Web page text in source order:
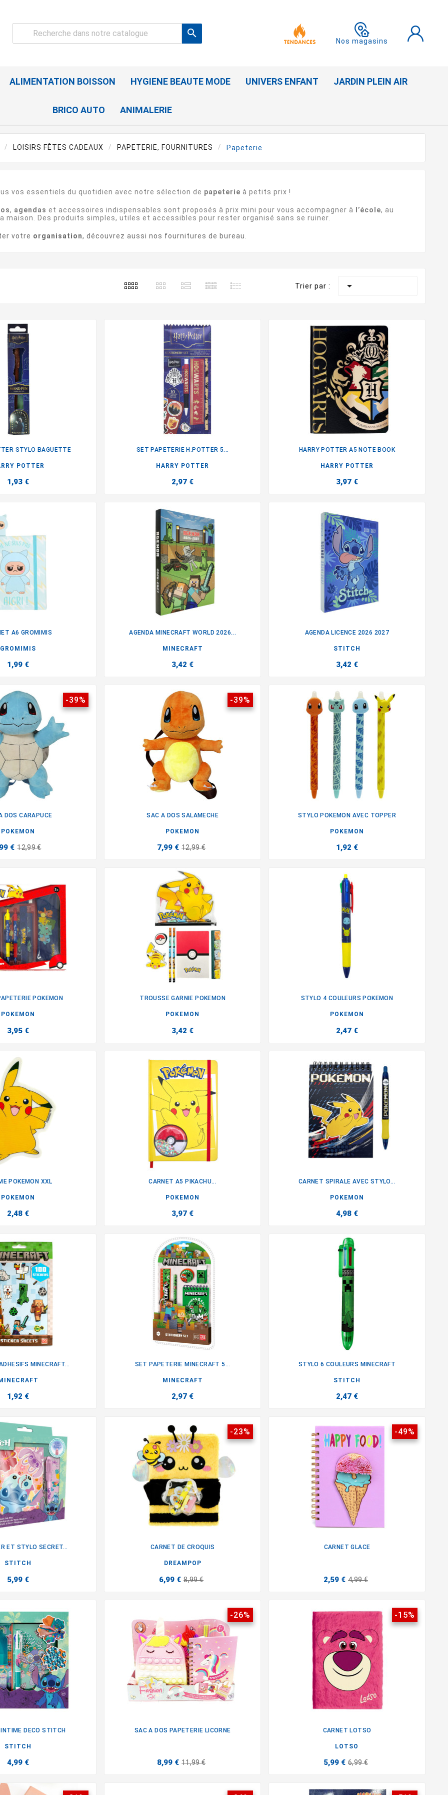

Nos magasins
ALIMENTATION BOISSON HYGIENE BEAUTE MODE UNIVERS ENFANT JARDIN PLEIN AIR
BRICO AUTO ANIMALERIE
LOISIRS FÊTES CADEAUX PAPETERIE, FOURNITURES Papeterie
vos essentiels du quotidien avec notre sélection de papeterie à petits prix !
, agendas et accessoires indispensables sont proposés à prix mini pour vous accompagner à l’école, au
maison. Des produits simples, utiles et accessibles pour rester organisé sans se ruiner.
votre organisation, découvrez aussi nos fournitures de bureau
Trier par : 
STYLO BAGUETTE
POTTER
1,93 €
SET PAPETERIE H.POTTER 5...
HARRY POTTER
2,97 €
HARRY POTTER A5 NOTE BOOK
HARRY POTTER
3,97 €
A6 GROMIMIS
GROMIMIS
1,99 €
AGENDA MINECRAFT WORLD 2026...
MINECRAFT
3,42 €
AGENDA LICENCE 2026 2027
STITCH
3,42 €
-39%
DOS CARAPUCE
POKEMON
€ 12,99 €
-39%
SAC A DOS SALAMECHE
POKEMON
7,99 € 12,99 €
STYLO POKEMON AVEC TOPPER
POKEMON
1,92 €
POKEMON
POKEMON
3,95 €
TROUSSE GARNIE POKEMON
POKEMON
3,42 €
STYLO 4 COULEURS POKEMON
POKEMON
2,47 €
POKEMON XXL
POKEMON
2,48 €
CARNET A5 PIKACHU...
POKEMON
3,97 €
CARNET SPIRALE AVEC STYLO...
POKEMON
4,98 €
MINECRAFT...
1,92 €
SET PAPETERIE MINECRAFT 5...
MINECRAFT
2,97 €
STYLO 6 COULEURS MINECRAFT
STITCH
2,47 €
ET STYLO SECRET...
STITCH
5,99 €
-23%
CARNET DE CROQUIS
DREAMPOP
6,99 € 8,99 €
-49%
CARNET GLACE
2,59 € 4,99 €
DECO STITCH
STITCH
4,99 €
-26%
SAC A DOS PAPETERIE LICORNE
8,99 € 11,99 €
-15%
CARNET LOTSO
LOTSO
5,99 € 6,99 €